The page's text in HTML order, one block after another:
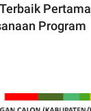
Pertama
Program